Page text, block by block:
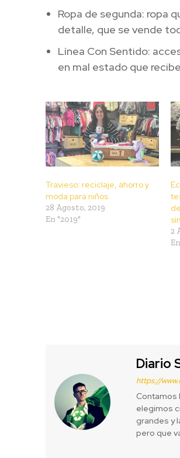
Ropa de segunda: ropa
detalle, que se vende
Línea Con Sentido:
en mal estado que
Travieso: reciclaje, ahorro y
moda para niños
28 Agosto, 2019
En "2019"
2
Diario
https://
Contamos
elegimos
grandes y
pero que